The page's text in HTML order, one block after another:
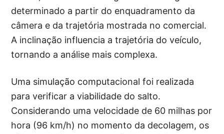
determinado a partir do enquadramento da
câmera e da trajetória mostrada no comercial.
A inclinação influencia a trajetória do veículo,
tornando a análise mais complexa.
Uma simulação computacional foi realizada
para verificar a viabilidade do salto.
Considerando uma velocidade de 60 milhas por
hora (96 km/h) no momento da decolagem, os